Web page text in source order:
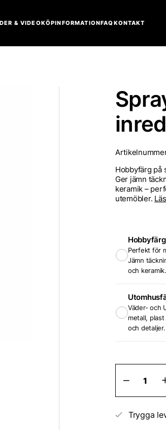
& VIDEOKÖPINFORMATIONFAQKONTAKT
Hobbyfärg på
Ger jämn
keramik –
utemöbler.
Perfekt för
Jämn
och keramik.
Väder- och
metall,
och detaljer.
mängd
Trygga